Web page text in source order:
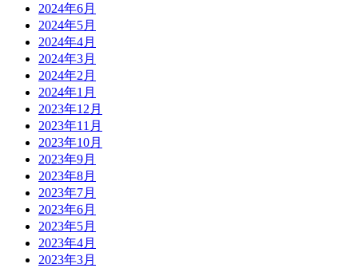
2024年6月
2024年5月
2024年4月
2024年3月
2024年2月
2024年1月
2023年12月
2023年11月
2023年10月
2023年9月
2023年8月
2023年7月
2023年6月
2023年5月
2023年4月
2023年3月